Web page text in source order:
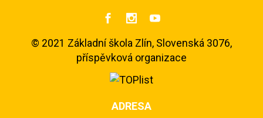
  
© 2021 Základní škola Zlín, Slovenská 3076,
příspěvková organizace
ADRESA